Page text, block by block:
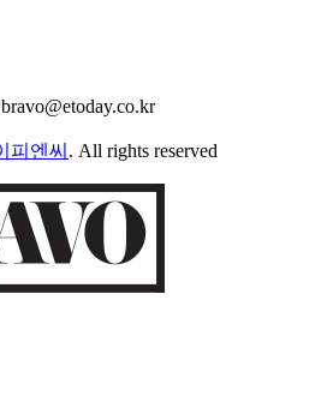
피엔씨 . All rights reserved